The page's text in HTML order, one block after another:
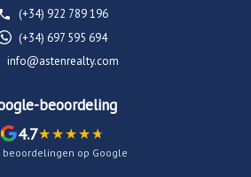
(+34) 922 789 196
(+34) 697 595 694
info@astenrealty.com
beoordeling
4.7
beoordelingen op Google